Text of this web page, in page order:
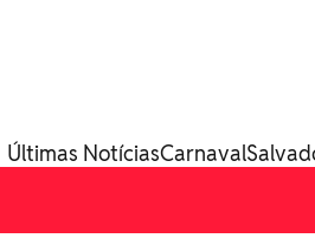
Últimas NotíciasCarnaval